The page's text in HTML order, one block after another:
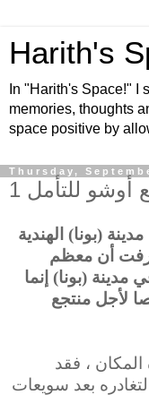
Harith's
In "Harith's Space!" I
memories, thoughts
space positive by
Thursday,
للتأمل 1
(بونا) الهندية
أن معظم
مدينة (بونا) إنما
لأجل منتجع
، فقد
بعد سويعات